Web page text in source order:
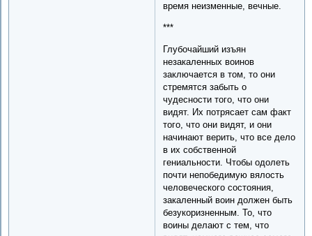
время неизменные, вечные.
***
Глубочайший изъян
незакаленных воинов
заключается в том, то они
стремятся забыть о
чудесности того, что они
видят. Их потрясает сам факт
того, что они видят, и они
начинают верить, что все дело
в их собственной
гениальности. Чтобы одолеть
почти непобедимую вялость
человеческого состояния,
закаленный воин должен быть
безукоризненным. То, что
воины делают с тем, что